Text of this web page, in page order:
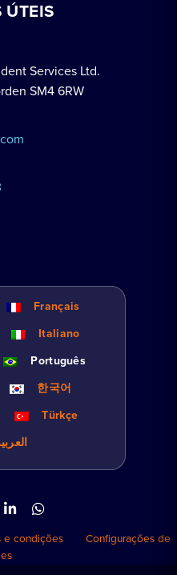
ÚTEIS
Services Ltd.
SM4 6RW
Français
Italiano
Português
한국어
Türkçe
e condições
Configurações de